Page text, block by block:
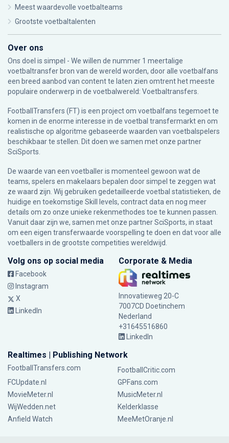
Meest waardevolle voetbalteams
Grootste voetbaltalenten
Over ons
Ons doel is simpel - We willen de nummer 1 meertalige
voetbaltransfer bron van de wereld worden, door alle voetbalfans
een breed aanbod van content te laten zien omtrent het meeste
populaire onderwerp in de voetbalwereld: Voetbaltransfers.
FootballTransfers (FT) is een project om voetbalfans tegemoet te
komen in de enorme interesse in de voetbal transfermarkt en om
realistische op algoritme gebaseerde waarden van voetbalspelers
beschikbaar te stellen. Dit doen we samen met onze partner
SciSports.
De waarde van een voetballer is momenteel gewoon wat de
teams, spelers en makelaars bepalen door simpel te zeggen wat
ze waard zijn. Wij gebruiken gedetailleerde voetbal statistieken, de
huidige en toekomstige Skill levels, contract data en nog meer
details om zo onze unieke rekenmethodes toe te kunnen passen.
Vanuit daar zijn we, samen met onze partner SciSports, in staat
om een eigen transferwaarde voorspelling te doen en dat voor alle
voetballers in de grootste competities wereldwijd.
Volg ons op social media
Facebook
Instagram
X
LinkedIn
Corporate & Media
Innovatieweg 20-C
7007CD Doetinchem
Nederland
+31645516860
LinkedIn
Realtimes | Publishing Network
FootballTransfers.com
FootballCritic.com
FCUpdate.nl
GPFans.com
MovieMeter.nl
MusicMeter.nl
WijWedden.net
Kelderklasse
Anfield Watch
MeeMetOranje.nl